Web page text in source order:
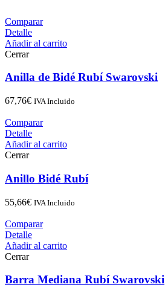
Comparar
Detalle
Añadir al carrito
Cerrar
Anilla de Bidé Rubí Swarovski
67,76€ IVA Incluido
Comparar
Detalle
Añadir al carrito
Cerrar
Anillo Bidé Rubí
55,66€ IVA Incluido
Comparar
Detalle
Añadir al carrito
Cerrar
Barra Mediana Rubí Swarovski